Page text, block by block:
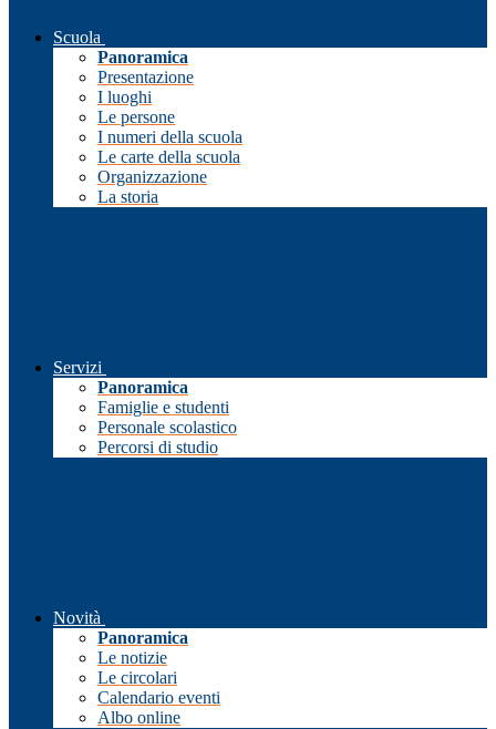
Scuola
Panoramica
Presentazione
I luoghi
Le persone
I numeri della scuola
Le carte della scuola
Organizzazione
La storia
Servizi
Panoramica
Famiglie e studenti
Personale scolastico
Percorsi di studio
Novità
Panoramica
Le notizie
Le circolari
Calendario eventi
Albo online